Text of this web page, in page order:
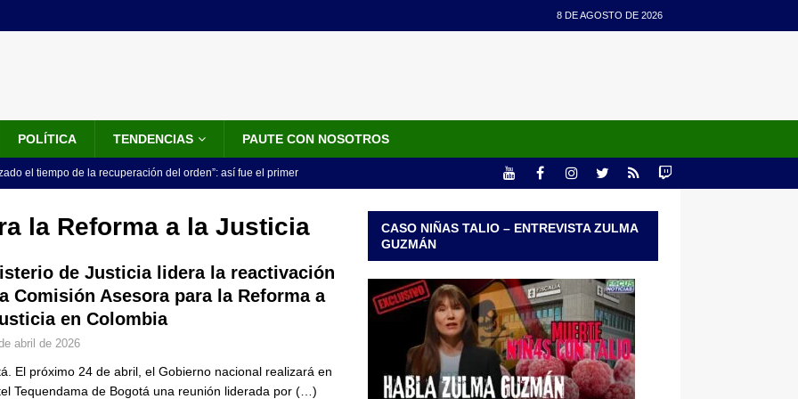
8 DE AGOSTO DE 2026
POLÍTICA TENDENCIAS PAUTE CON NOSOTROS
el tiempo de la recuperación del orden”: así fue el primer
la Espriella ya es presidente de Colombia: recibió la banda
LO ÚLTIMO
de Abelardo De La Espriella: recibirá la banda presidencial
en el Cantón Pichincha LO ÚLTIMO
LO ÚLTIMO
la Reforma a la Justicia
de Justicia lidera la reactivación
Comisión Asesora para la Reforma a
en Colombia
abril de 2026
El próximo 24 de abril, el Gobierno nacional realizará en
Tequendama de Bogotá una reunión liderada por (…)
CASO NIÑAS TALIO – ENTREVISTA ZULMA
GUZMÁN